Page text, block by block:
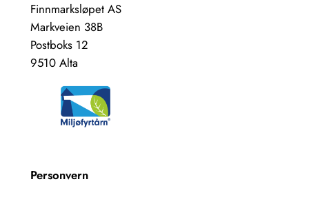
Finnmarksløpet AS
Markveien 38B
Postboks 12
9510 Alta
Personvern